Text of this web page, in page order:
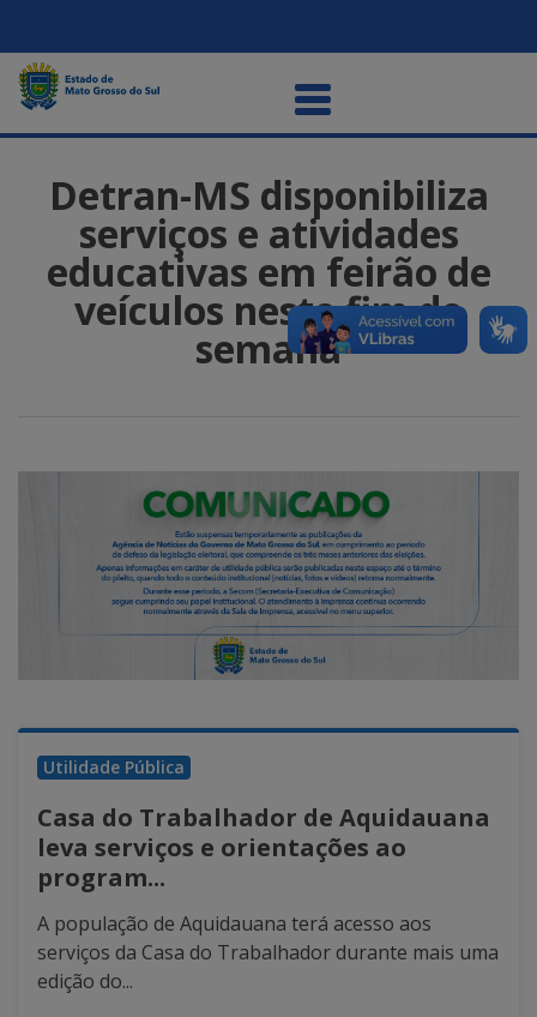
Detran-MS disponibiliza
serviços e atividades
educativas em feirão de
veículos neste fim de
semana
Utilidade Pública
Casa do Trabalhador de Aquidauana
leva serviços e orientações ao
program...
A população de Aquidauana terá acesso aos
serviços da Casa do Trabalhador durante mais uma
edição do...